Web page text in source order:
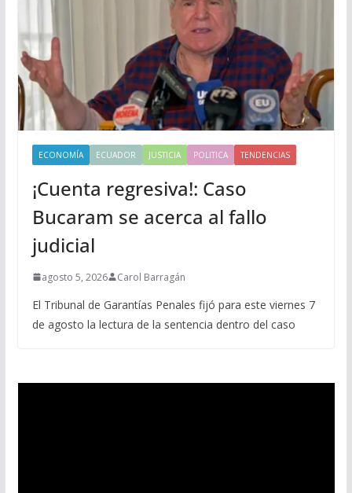
ECONOMÍA ECUADOR JUSTICIA POLITICA TENDENCIAS
¡Cuenta regresiva!: Caso
Bucaram se acerca al fallo
judicial
agosto 5, 2026 Carol Barragán
El Tribunal de Garantías Penales fijó para este viernes 7
de agosto la lectura de la sentencia dentro del caso